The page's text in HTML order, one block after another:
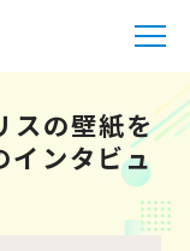
モリスの壁紙をご
ご紹介！
スの壁紙を
インタビュ